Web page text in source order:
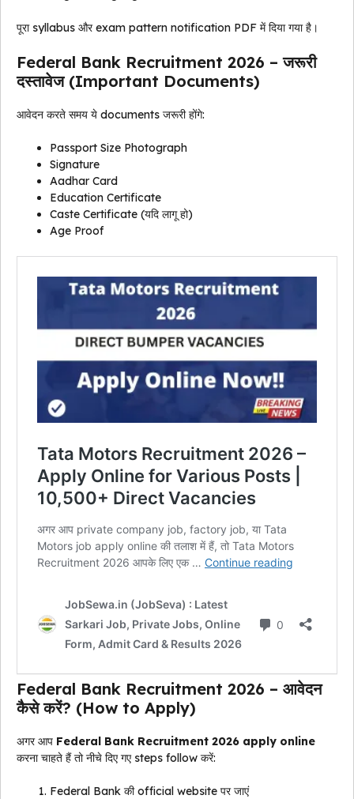
पूरा syllabus और exam pattern notification PDF में दिया गया है।
Federal Bank Recruitment 2026 – जरूरी
दस्तावेज (Important Documents)
आवेदन करते समय ये documents जरूरी होंगे:
Passport Size Photograph
Signature
Aadhar Card
Education Certificate
Caste Certificate (यदि लागू हो)
Age Proof
Federal Bank Recruitment 2026 – आवेदन
कैसे करें? (How to Apply)
अगर आप Federal Bank Recruitment 2026 apply online
करना चाहते हैं तो नीचे दिए गए steps follow करें:
Federal Bank की official website पर जाएं